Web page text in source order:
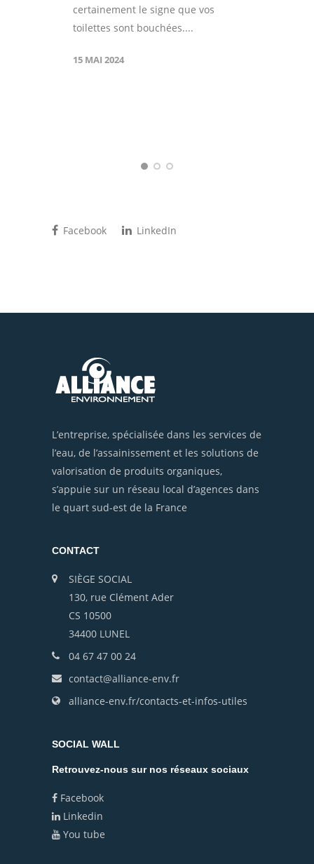
certainement le signe que vos
toilettes sont bouchées....
15 MAI 2024
Facebook LinkedIn
L’entreprise, spécialisée dans les services de
l’eau, de l’assainissement et les solutions de
valorisation de produits organiques,
s’appuie sur un réseau local d’agences dans
le quart sud-est de la France
CONTACT
SIÈGE SOCIAL
130, rue Clément Ader
CS 10500
34400 LUNEL
04 67 47 00 24
contact@alliance-env.fr
alliance-env.fr/contacts-et-infos-utiles
SOCIAL WALL
Retrouvez-nous sur nos réseaux sociaux
Facebook
Linkedin
You tube